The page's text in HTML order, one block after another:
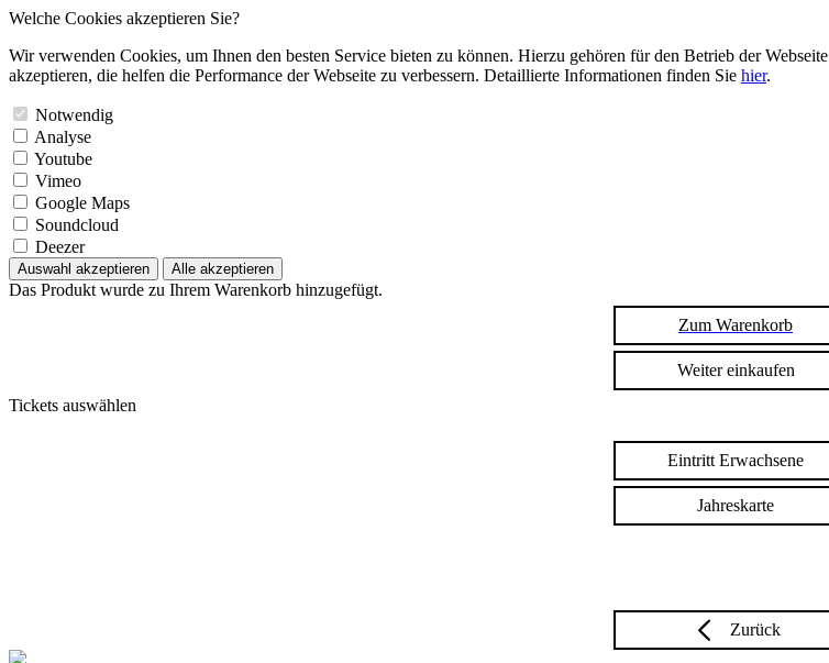
Welche Cookies akzeptieren Sie?
Wir verwenden Cookies, um Ihnen den besten Service bieten zu können. Hierzu gehören für den Betrieb der
akzeptieren, die helfen die Performance der Webseite zu verbessern. Detaillierte Informationen finden Sie hier.
Notwendig
Analyse
Youtube
Vimeo
Google Maps
Soundcloud
Deezer
Auswahl akzeptieren Alle akzeptieren
Das Produkt wurde zu Ihrem Warenkorb hinzugefügt.
Zum Warenkorb
Weiter einkaufen
Tickets auswählen
Eintritt Erwachsene
Jahreskarte
Zurück